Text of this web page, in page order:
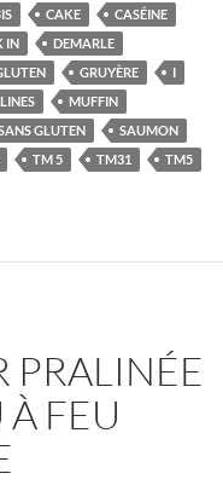
CAKE
CASÉINE
IN
DEMARLE
GRUYÈRE
I
MUFFIN
GLUTEN
SAUMON
TM 5 TM31
TM5
PRALINÉE
FEU